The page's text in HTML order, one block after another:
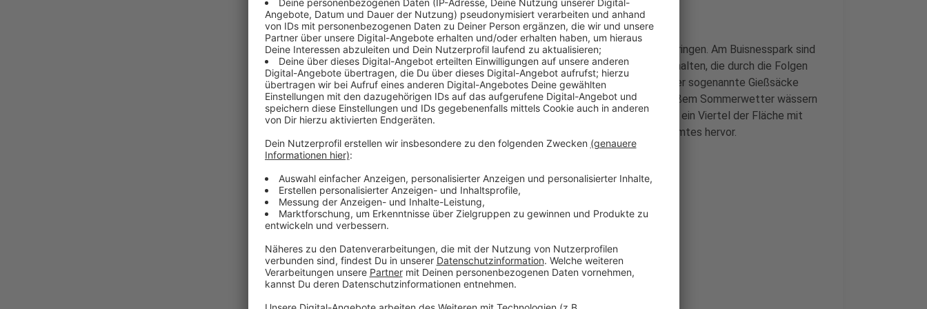
Auch der Düsseldorfer Flughafen will mehr Bäume ins Stadtbild bringen. Am Buisnesspark sind
rund 100 neue Bäume geplant. Die Stadt will aber auch Bäume erhalten, die durch die Folgen
des Klimawandel angegriffen sind. Sie wird auch in diesem Sommer sogenannte Gießsäcke
verteilen, die wir an Straßenbäume legen können um diese bei heißem Sommerwetter wässern
können. Noch dieser Fakt zum Tag des Baumes. In NRW ist knapp ein Viertel der Fläche mit
Wäldern bedeckt. Das geht aus Zahlen des Statistische Landesamtes hervor.
Weitere Infos und Links zum Thema:
Anzeige
Das ist der Baum des Jahres 2024: Die Mehlbeere
Das Projekt "Düsseldorf pflanzt Zukunft"